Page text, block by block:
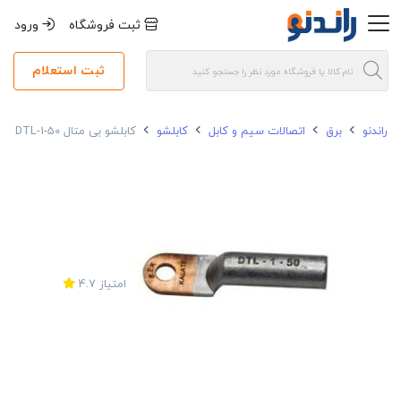
ثبت فروشگاه ورود
ثبت استعلام
راندنو برق اتصالات سیم و کابل کابلشو کابلشو بی متال DTL-1-50
امتیاز 4.7